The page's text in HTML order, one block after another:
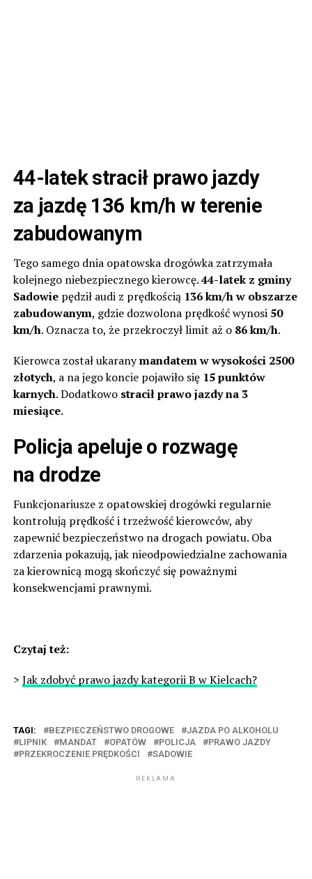
44-latek stracił prawo jazdy
za jazdę 136 km/h w terenie
zabudowanym
Tego samego dnia opatowska drogówka zatrzymała
kolejnego niebezpiecznego kierowcę.44-latek z gminy
Sadowiepędził audi z prędkością 136 km/h w obszarze
zabudowanym, gdzie dozwolona prędkość wynosi 50
km/h. Oznacza to, że przekroczył limit aż o 86 km/h.
Kierowca został ukaranymandatem w wysokości 2500
złotych, a na jego koncie pojawiło się 15 punktów
karnych. Dodatkowo stracił prawo jazdy na 3
miesiące.
Policja apeluje o rozwagę
na drodze
Funkcjonariusze z opatowskiej drogówki regularnie
kontrolują prędkość i trzeźwość kierowców, aby
zapewnić bezpieczeństwo na drogach powiatu. Oba
zdarzenia pokazują, jak nieodpowiedzialne zachowania
za kierownicą mogą skończyć się poważnymi
konsekwencjami prawnymi.
Czytaj też:
> Jak zdobyć prawo jazdy kategorii B w Kielcach?
TAGI: BEZPIECZEŃSTWO DROGOWE
JAZDA PO ALKOHOLU
LIPNIK
MANDAT OPATÓW POLICJA
PRAWO JAZDY
PRZEKROCZENIE PRĘDKOŚCI
SADOWIE
REKLAMA